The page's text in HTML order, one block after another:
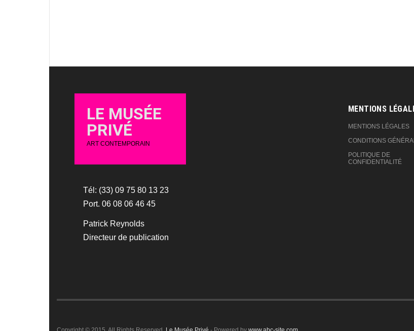
LE MUSÉE
PRIVÉ
ART CONTEMPORAIN
Tél: (33) 09 75 80 13 23
Port. 06 08 06 46 45
Patrick Reynolds
Directeur de publication
MENTIONS
MENTIONS LÉGALES
CONDITIONS
POLITIQUE DE
CONFIDENTIALITÉ